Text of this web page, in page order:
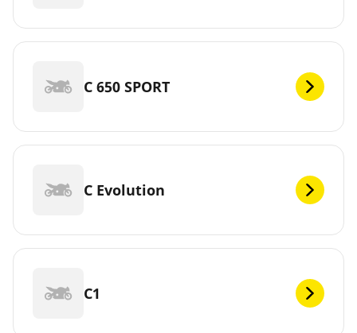
C 650 SPORT
C Evolution
C1